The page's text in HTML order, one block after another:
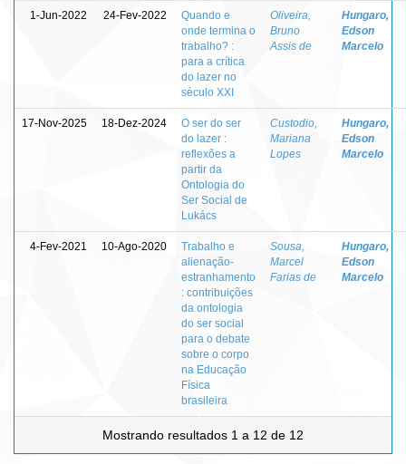
1-Jun-2022 24-Fev-2022
Quando e
onde termina o
trabalho? :
para a crítica
do lazer no
século XXI
Oliveira,
Bruno
Assis de
Hungaro,
Edson
Marcelo
17-Nov-2025 18-Dez-2024
O ser do ser
do lazer :
reflexões a
partir da
Ontologia do
Ser Social de
Lukács
Custodio,
Mariana
Lopes
Hungaro,
Edson
Marcelo
4-Fev-2021 10-Ago-2020
Trabalho e
alienação-
estranhamento
: contribuições
da ontologia
do ser social
para o debate
sobre o corpo
na Educação
Física
brasileira
Sousa,
Marcel
Farias de
Hungaro,
Edson
Marcelo
Mostrando resultados 1 a 12 de 12